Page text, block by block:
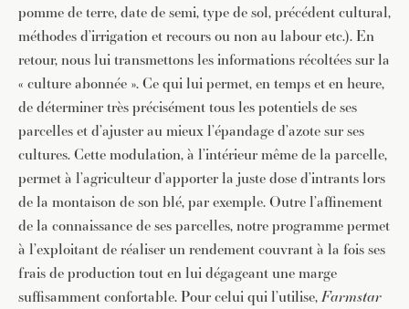
pomme de terre, date de semi, type de sol, précédent cultural,
méthodes d’irrigation et recours ou non au labour etc.). En
retour, nous lui transmettons les informations récoltées sur la
« culture abonnée ». Ce qui lui permet, en temps et en heure,
de déterminer très précisément tous les potentiels de ses
parcelles et d’ajuster au mieux l’épandage d’azote sur ses
cultures. Cette modulation, à l’intérieur même de la parcelle,
permet à l’agriculteur d’apporter la juste dose d’intrants lors
de la montaison de son blé, par exemple. Outre l’affinement
de la connaissance de ses parcelles, notre programme permet
à l’exploitant de réaliser un rendement couvrant à la fois ses
frais de production tout en lui dégageant une marge
suffisamment confortable. Pour celui qui l’utilise,Farmstar